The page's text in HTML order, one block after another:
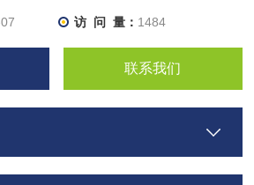
访 问 量： 1484
联系我们